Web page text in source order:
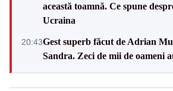
această toamnă. Ce spune
Ucraina
20:43Gest superb făcut de Adrian
Sandra. Zeci de mii de oameni